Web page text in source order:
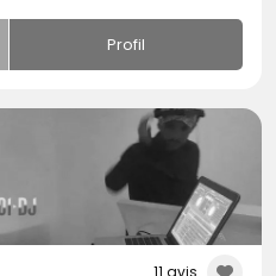
Profil
11 avis